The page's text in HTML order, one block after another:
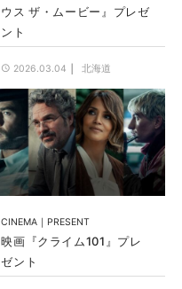
ウス ザ・ムービー』プレゼ
ント
2026.03.04 北海道
CINEMA PRESENT
映画『クライム101』プレ
ゼント